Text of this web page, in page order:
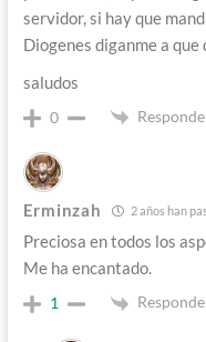
servidor, si hay que
Diogenes diganme a
saludos
0
Erminzah 2 años han
Preciosa en todos los
Me ha encantado.
1